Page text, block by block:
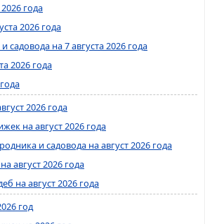
года
2026 года
садовода на 7 августа 2026 года
2026 года
2026 года
на август 2026 года
и садовода на август 2026 года
август 2026 года
на август 2026 года
год